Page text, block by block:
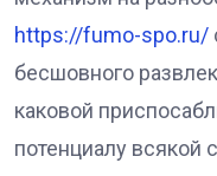
https://fumo-spo.ru/
бесшовного
каковой
потенциалу всякой